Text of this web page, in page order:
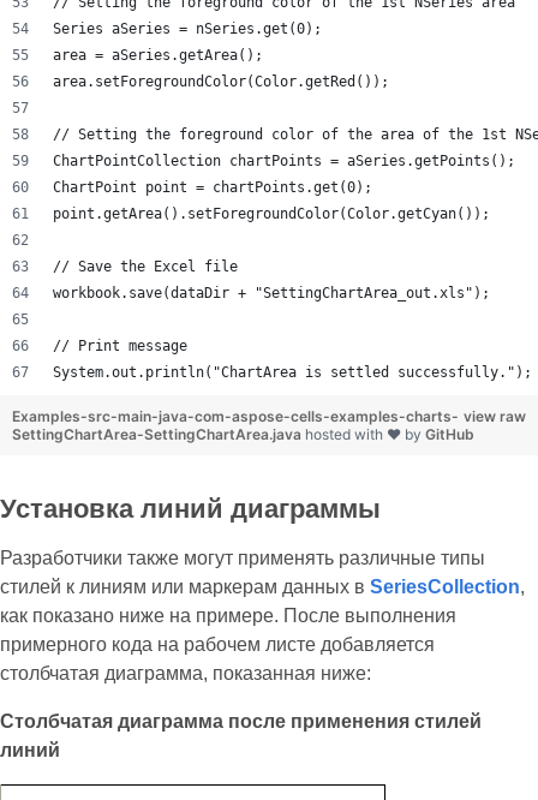
Series aSeries = nSeries.get(0);
area = aSeries.getArea();
area.setForegroundColor(Color.getRed());
// Setting the foreground color of the area of the 1st
ChartPointCollection chartPoints = aSeries.getPoints();
ChartPoint point = chartPoints.get(0);
point.getArea().setForegroundColor(Color.getCyan());
// Save the Excel file
workbook.save(dataDir + "SettingChartArea_out.xls");
// Print message
System.out.println("ChartArea is settled successfully.");
view raw
Examples-src-main-java-com-aspose-cells-examples-charts-
SettingChartArea-SettingChartArea.java hosted with ❤ by GitHub
Установка линий диаграммы
Разработчики также могут применять различные типы
стилей к линиям или маркерам данных в SeriesCollection,
как показано ниже на примере. После выполнения
примерного кода на рабочем листе добавляется
столбчатая диаграмма, показанная ниже:
Столбчатая диаграмма после применения стилей
линий